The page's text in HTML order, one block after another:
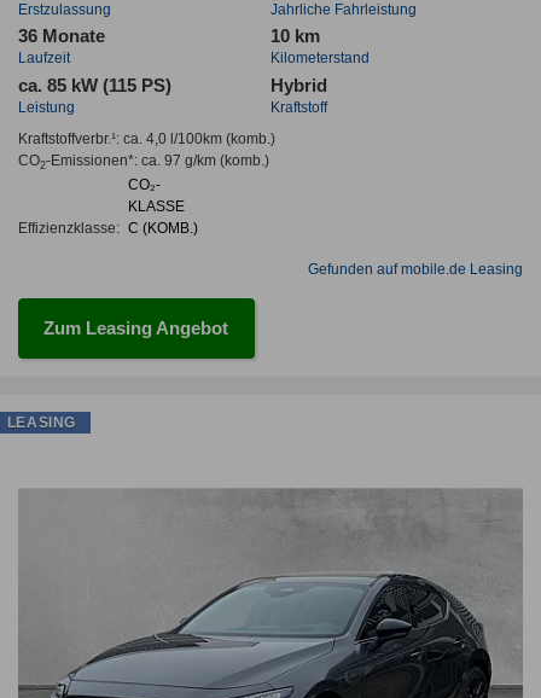
Erstzulassung Jahrliche Fahrleistung
36 Monate
Laufzeit
10 km
Kilometerstand
ca. 85 kW (115 PS)
Leistung
Hybrid
Kraftstoff
Kraftstoffverbr.¹: ca. 4,0 l/100km(komb.)
CO2-Emissionen*: ca. 97 g/km(komb.)
Effizienzklasse:
CO₂-
KLASSE
C (KOMB.)
Gefunden auf mobile.de Leasing
Zum Leasing Angebot
LEASING